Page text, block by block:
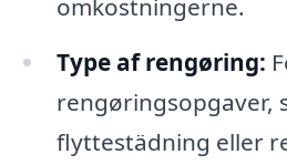
omkostningerne.
Type af rengøring:
rengøringsopgaver,
flyttestädning eller